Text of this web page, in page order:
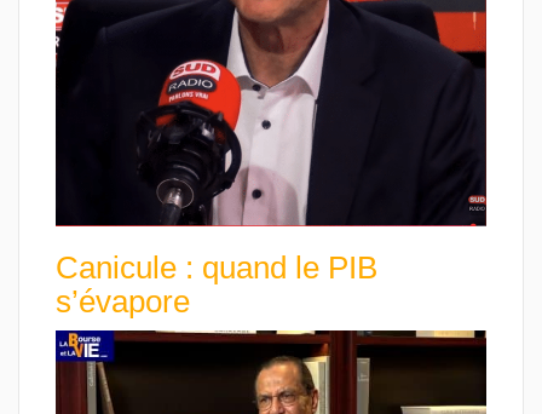
Canicule : quand le PIB
s’évapore